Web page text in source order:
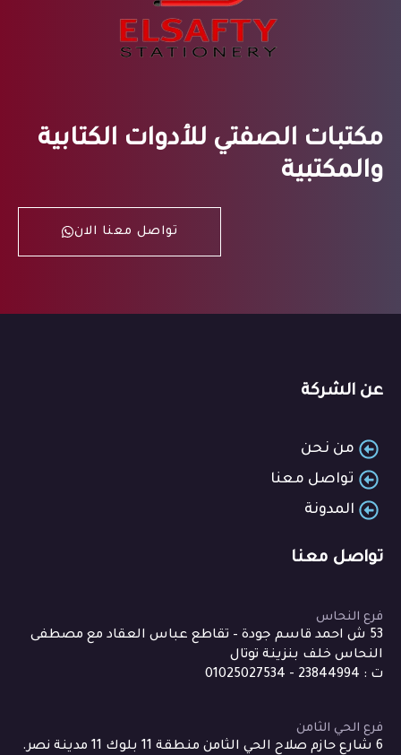
مكتبات الصفتي للأدوات الكتابية
والمكتبية
تواصل معنا الان
عن الشركة
من نحن
تواصل معنا
المدونة
تواصل معنا
فرع النحاس
53 ش احمد قاسم جودة – تقاطع عباس العقاد مع مصطفى
النحاس خلف بنزينة توتال
ت : 23844994 - 01025027534
فرع الحي الثامن
6 شارع حازم صلاح الحي الثامن منطقة 11 بلوك 11 مدينة نصر.